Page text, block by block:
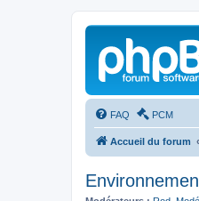
FAQ PCM
Accueil du forum